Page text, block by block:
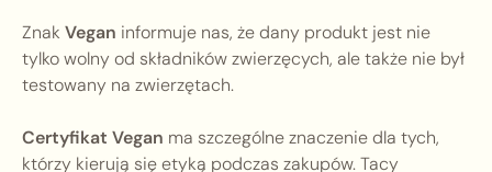
Znak Vegan informuje nas, że dany produkt jest nie
tylko wolny od składników zwierzęcych, ale także nie był
testowany na zwierzętach.
Certyfikat Vegan ma szczególne znaczenie dla tych,
którzy kierują się etyką podczas zakupów. Tacy